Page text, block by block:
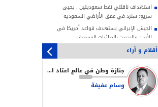
استهداف ناقلتي نفط سعوديتين ، يحيى
سريع: سنرد في عمق الأراضي السعودية
الجيش الإيراني يستهدف قواعد أمريكا في
الأردن والبحرين بالطائرات المسيرة
أسكتتها نيران استهداف إسرائيلي
ممداني: مذكرة توقيف نتنياهو قائمة.. لكن
صلاحياتنا القانونية محدودة
الشيخ صبري: الاحتلال يستغل الأعياد اليهودية
أقلام و آراء
جنازة وطن في عالمٍ اعتاد الإبادة
وسام عفيفة